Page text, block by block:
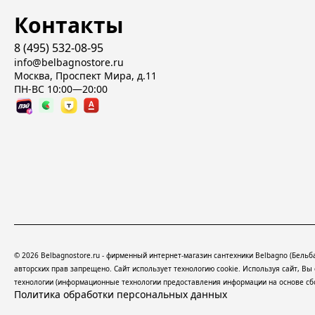
Контакты
8 (495) 532-08-95
info@belbagnostore.ru
Москва, Проспект Мира, д.11
ПН-ВС 10:00—20:00
© 2026 Belbagnostore.ru - фирменный интернет-магазин сантехники Belbagno
авторских прав запрещено. Сайт использует технологию cookie. Используя сайт,
технологии (информационные технологии предоставления информации на основе
Политика обработки персональных данных